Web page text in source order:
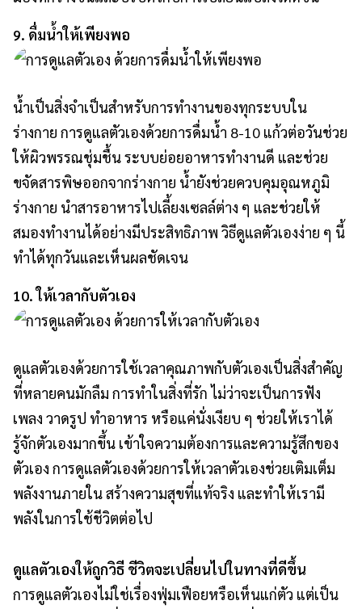
9. ดื่มน้ำให้เพียงพอ
น้ำเป็นสิ่งจำเป็นสำหรับการทำงานของทุกระบบใน
ร่างกาย การดูแลตัวเองด้วยการดื่มน้ำ 8-10 แก้วต่อวันช่วย
ให้ผิวพรรณชุ่มชื้น ระบบย่อยอาหารทำงานดี และช่วย
ขจัดสารพิษออกจากร่างกาย น้ำยังช่วยควบคุมอุณหภูมิ
ร่างกาย นำสารอาหารไปเลี้ยงเซลล์ต่าง ๆ และช่วยให้
สมองทำงานได้อย่างมีประสิทธิภาพ วิธีดูแลตัวเองง่าย ๆ นี้
ทำได้ทุกวันและเห็นผลชัดเจน
10. ให้เวลากับตัวเอง
ดูแลตัวเองด้วยการใช้เวลาคุณภาพกับตัวเองเป็นสิ่งสำคัญ
ที่หลายคนมักลืม การทำในสิ่งที่รัก ไม่ว่าจะเป็นการฟัง
เพลง วาดรูป ทำอาหาร หรือแค่นั่งเงียบ ๆ ช่วยให้เราได้
รู้จักตัวเองมากขึ้น เข้าใจความต้องการและความรู้สึกของ
ตัวเอง การดูแลตัวเองด้วยการให้เวลาตัวเองช่วยเติมเต็ม
พลังงานภายใน สร้างความสุขที่แท้จริง และทำให้เรามี
พลังในการใช้ชีวิตต่อไป
ดูแลตัวเองให้ถูกวิธี ชีวิตจะเปลี่ยนไปในทางที่ดีขึ้น
การดูแลตัวเองไม่ใช่เรื่องฟุ่มเฟือยหรือเห็นแก่ตัว แต่เป็น